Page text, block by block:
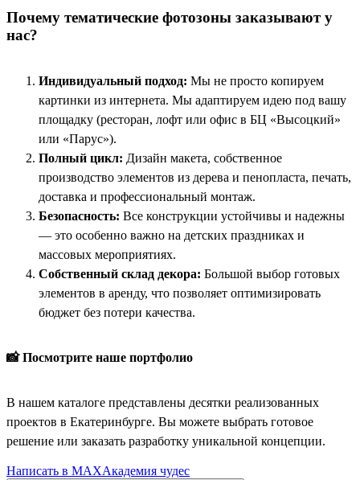
Почему тематические фотозоны заказывают у
нас?
Индивидуальный подход: Мы не просто копируем
картинки из интернета. Мы адаптируем идею под вашу
площадку (ресторан, лофт или офис в БЦ «Высоцкий»
или «Парус»).
Полный цикл: Дизайн макета, собственное
производство элементов из дерева и пенопласта, печать,
доставка и профессиональный монтаж.
Безопасность: Все конструкции устойчивы и надежны
— это особенно важно на детских праздниках и
массовых мероприятиях.
Собственный склад декора: Большой выбор готовых
элементов в аренду, что позволяет оптимизировать
бюджет без потери качества.
📸 Посмотрите наше портфолио
В нашем каталоге представлены десятки реализованных
проектов в Екатеринбурге. Вы можете выбрать готовое
решение или заказать разработку уникальной концепции.
Написать в MAXАкадемия чудес